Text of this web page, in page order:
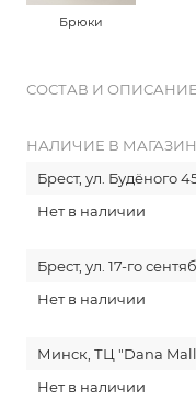
Брюки
СОСТАВ И ОПИСАНИЕ
НАЛИЧИЕ В
Брест, ул. Будёного
Нет в наличии
Брест, ул. 17-го
Нет в наличии
Минск, ТЦ "Dana
Нет в наличии